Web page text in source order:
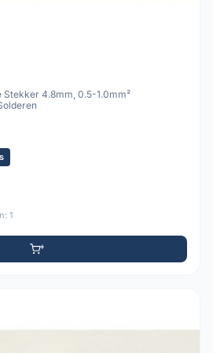
Stekker 4.8mm, 0.5-1.0mm²
1